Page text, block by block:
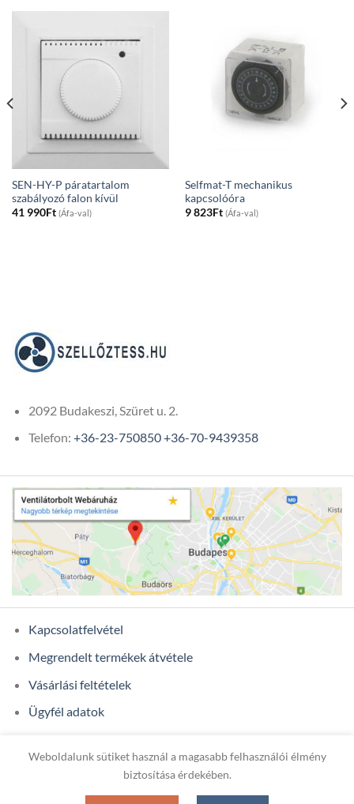
SEN-HY-P páratartalom
szabályozó falon kívül
41 990Ft (Áfa-val)
Selfmat-T mechanikus
kapcsolóóra
9 823Ft (Áfa-val)
2092 Budakeszi, Szüret u. 2.
Telefon: +36-23-750850+36-70-9439358
Kapcsolatfelvétel
Megrendelt termékek átvétele
Vásárlási feltételek
Ügyfél adatok
ONIXCOM KFT.
Weboldalunk sütiket használ a magasabb felhasználói élmény
biztosítása érdekében.